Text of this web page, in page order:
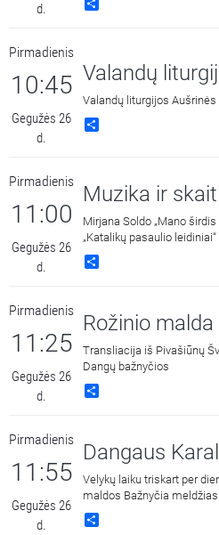
d.
Pirmadienis
10:45
Gegužės 26
d.
Valandų
Valandų liturgijos
Pirmadienis
11:00
Gegužės 26
d.
Muzika ir
Mirjana Soldo „Mano
„Katalikų pasaulio
Kazragytė.
Pirmadienis
11:25
Gegužės 26
d.
Rožinio malda
Transliacija iš Pivašiūnų
Dangų bažnyčios
Pirmadienis
11:55
Gegužės 26
d.
Dangaus
Velykų laiku triskart per
maldos Bažnyčia
drauge su Įsikūnijusio
skelbdama Jo prisikėlimą